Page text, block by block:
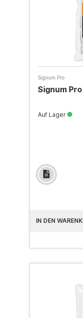
Signum Pro
Signum
Auf Lager
IN DEN